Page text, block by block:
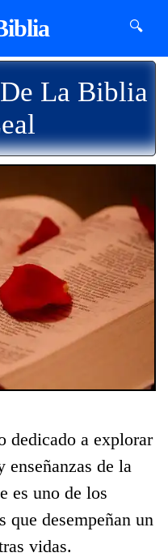
🔍
La Biblia
dedicado a explorar
de la
es uno de los
que desempeñan un
vidas.